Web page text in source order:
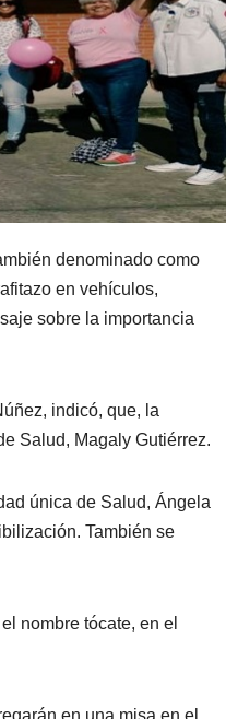
denominado como
en vehículos,
sobre la importancia
indicó, que, la
Salud, Magaly Gutiérrez.
única de Salud, Ángela
También se
nombre tócate, en el
en una misa en el